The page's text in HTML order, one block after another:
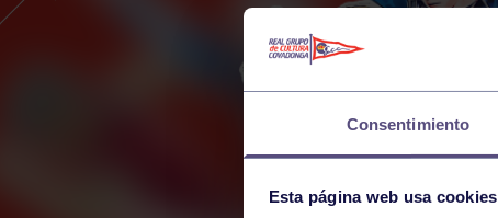
Consentimiento
Esta página web usa cookies